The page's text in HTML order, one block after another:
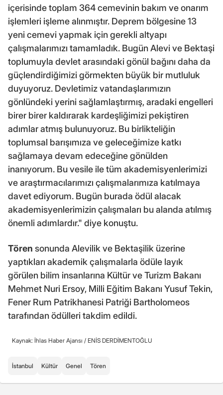
içerisinde toplam 364 cemevinin bakım ve onarım
işlemleri işleme alınmıştır. Deprem bölgesine 13
yeni cemevi yapmak için gerekli altyapı
çalışmalarımızı tamamladık. Bugün Alevi ve Bektaşi
toplumuyla devlet arasındaki gönül bağını daha da
güçlendirdiğimizi görmekten büyük bir mutluluk
duyuyoruz. Devletimiz vatandaşlarımızın
gönlündeki yerini sağlamlaştırmış, aradaki engelleri
birer birer kaldırarak kardeşliğimizi pekiştiren
adımlar atmış bulunuyoruz. Bu birlikteliğin
toplumsal barışımıza ve geleceğimize katkı
sağlamaya devam edeceğine gönülden
inanıyorum. Bu vesile ile tüm akademisyenlerimizi
ve araştırmacılarımızı çalışmalarımıza katılmaya
davet ediyorum. Bugün burada ödül alacak
akademisyenlerimizin çalışmaları bu alanda atılmış
önemli adımlardır." diye konuştu.
Tören sonunda Alevilik ve Bektaşilik üzerine
yaptıkları akademik çalışmalarla ödüle layık
görülen bilim insanlarına Kültür ve Turizm Bakanı
Mehmet Nuri Ersoy, Milli Eğitim Bakanı Yusuf Tekin,
Fener Rum Patrikhanesi Patriği Bartholomeos
tarafından ödülleri takdim edildi.
Kaynak: İhlas Haber Ajansı / ENİS DERDİMENTOĞLU
İstanbul Kültür Genel Tören